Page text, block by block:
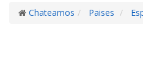
Chateamos Paises